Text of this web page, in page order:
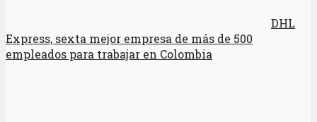
DHL
Express, sexta mejor empresa de más de 500
empleados para trabajar en Colombia